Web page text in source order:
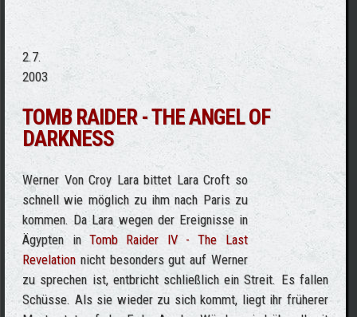
2.7.
2003
TOMB RAIDER - THE ANGEL OF
DARKNESS
Werner Von Croy Lara bittet Lara Croft so
schnell wie möglich zu ihm nach Paris zu
kommen. Da Lara wegen der Ereignisse in
Ägypten in Tomb Raider IV - The Last
Revelation nicht besonders gut auf Werner
zu sprechen ist, entbricht schließlich ein Streit. Es fallen
Schüsse. Als sie wieder zu sich kommt, liegt ihr früherer